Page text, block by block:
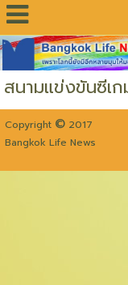
สนามแข่งขันซีเ
Copyright © 2017
Bangkok Life News